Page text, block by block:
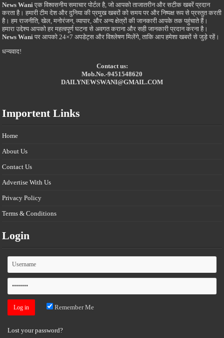
News Wani एक विश्वसनीय समाचार पोर्टल है, जो आपको ताजातरीन और सटीक खबरें प्रदान
करता है। हमारी टीम देश और दुनिया की प्रमुख खबरों को समय पर और निष्पक्ष रूप से प्रस्तुत करती
है। हम राजनीति, खेल, मनोरंजन, व्यापार, और अन्य क्षेत्रों की जानकारी आपके तक पहुंचाते हैं।
हमारा उद्देश्य आपको हर महत्वपूर्ण घटना से अवगत कराना और सही जानकारी प्रदान करना है।
News Wani पर आपको 24×7 अपडेट्स और विश्लेषण मिलेंगे, ताकि आप हमेशा खबरों से जुड़े रहें।
धन्यवाद!
Contact us:
Mob.No.-9451548620
DAILYNEWSWANI@GMAIL.COM
Importent Links
Home
About Us
Contact Us
Advertise With Us
Privacy Policy
Terms & Conditions
Login
Remember Me
Lost your password?